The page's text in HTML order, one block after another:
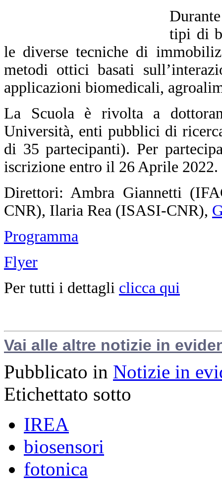
tipi di
le diverse tecniche di
metodi ottici basati
applicazioni biomedicali,
La Scuola è rivolta a
Università, enti pubblici di
di 35 partecipanti). Per
iscrizione entro il 26 Aprile 2022.
Direttori: Ambra Giannetti
CNR), Ilaria Rea (ISASI-CNR),
Programma
Flyer
Per tutti i dettagli clicca qui
Vai alle altre notizie in
Pubblicato in Notizie in
Etichettato sotto
IREA
biosensori
fotonica